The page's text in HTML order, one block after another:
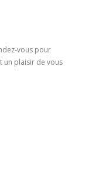
vous pour
un plaisir de vous